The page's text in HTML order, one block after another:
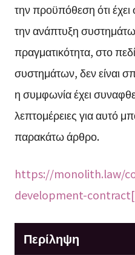
την προϋπόθεση ότι
την ανάπτυξη
πραγματικότητα, στο
συστημάτων, δεν είναι
η συμφωνία έχει
λεπτομέρειες για αυτό
παρακάτω άρθρο.
https://monolith.law/
development-
Περίληψη